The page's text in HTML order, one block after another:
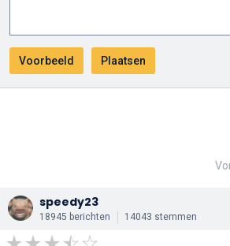
speedy23
18945 berichten 14043 stemmen